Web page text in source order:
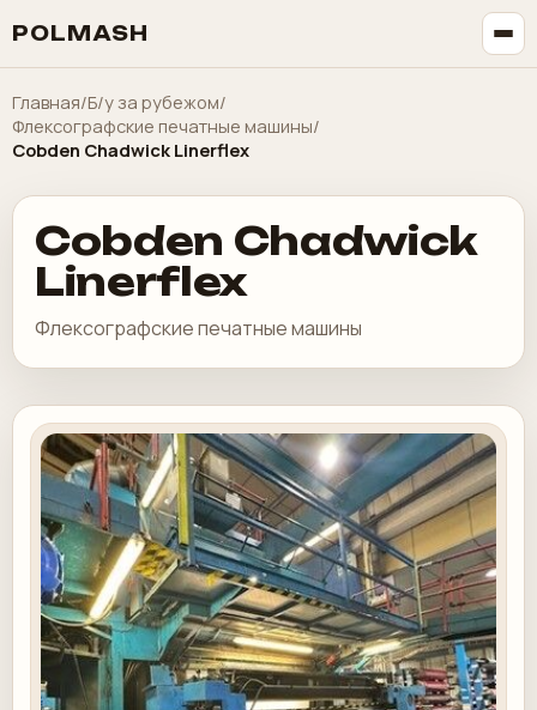
POLMASH
Главная/Б/у за рубежом/
Флексографские печатные машины/
Cobden Chadwick Linerflex
Cobden Chadwick
Linerflex
Флексографские печатные машины